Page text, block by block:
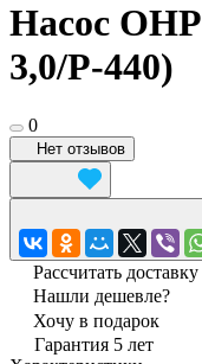
Насос
3,0/Р-440)
0
Нет отзывов
Рассчитать доставку
Нашли дешевле?
Хочу в подарок
Гарантия 5 лет